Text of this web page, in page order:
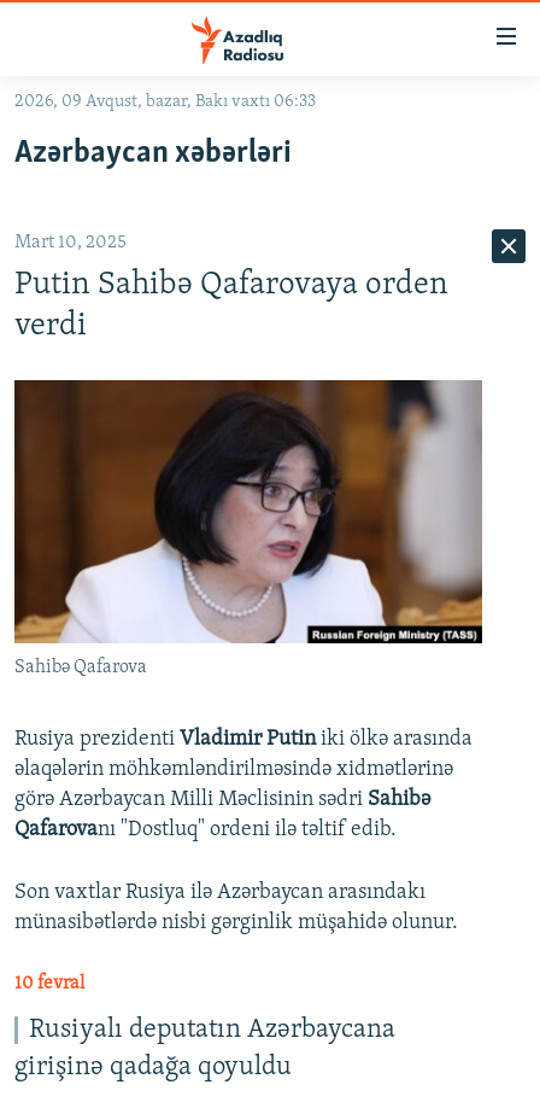
Əsas
qayıt
qayıt
Axtarışa
İNFOQRAFIKA
KARIKATURA
AZƏRBAYCAN ƏDƏBIYYATI KITABXANASI
İSLAM VƏ DEMOKRATIYA
MISSIYAMIZ
PEŞƏ ETIKASI VƏ JURNALISTIKA STANDARTLARIMIZ
BIZIMLƏ ƏLAQƏ
XƏBƏR BÜLLETENLƏRIMIZ
BIZI IZLƏ
2026, 09 Avqust, bazar, Bakı vaxtı 06:33
Azərbaycan xəbərləri
Mart 10, 2025
Putin Sahibə Qafarovaya orden
verdi
Sahibə Qafarova
Rusiya prezidenti Vladimir Putiniki ölkə arasında
əlaqələrin möhkəmləndirilməsində xidmətlərinə
görə Azərbaycan Milli Məclisinin sədri Sahibə
Qafarovanı "Dostluq" ordeni ilə təltif edib.
Son vaxtlar Rusiya ilə Azərbaycan arasındakı
münasibətlərdə nisbi gərginlik müşahidə olunur.
10 fevral
Rusiyalı deputatın Azərbaycana
girişinə qadağa qoyuldu